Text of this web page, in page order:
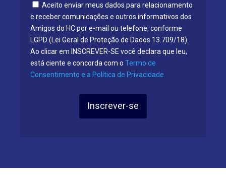
Aceito enviar meus dados para relacionamento
e receber comunicações e outros informativos dos
Amigos do HC por e-mail ou telefone, conforme
LGPD (Lei Geral de Proteção de Dados 13.709/18).
Ao clicar em INSCREVER-SE você declara que leu,
está ciente e concorda com o Termo de
Consentimento e a Política de Privacidade.
Inscrever-se